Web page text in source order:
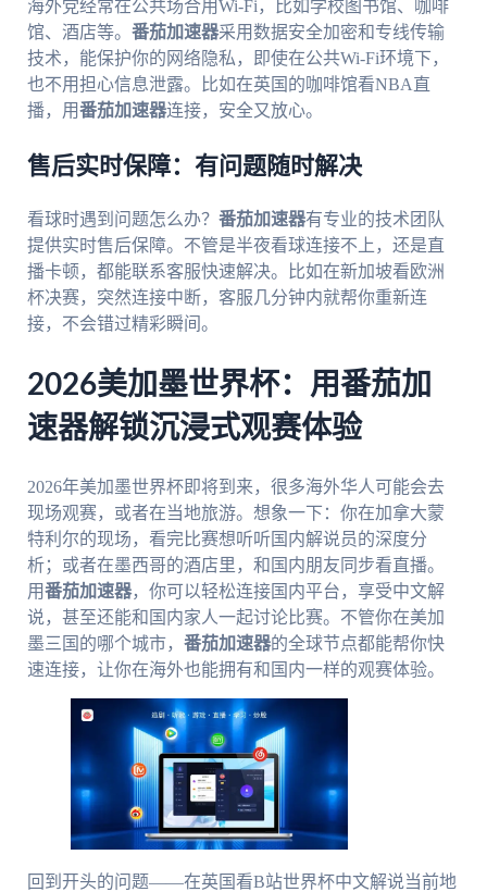
海外党经常在公共场合用Wi-Fi，比如学校图书馆、咖啡
馆、酒店等。 番茄加速器采用数据安全加密和专线传输
技术，能保护你的网络隐私，即使在公共Wi-Fi环境下，
也不用担心信息泄露。比如在英国的咖啡馆看NBA直
播，用番茄加速器连接，安全又放心。
售后实时保障：有问题随时解决
看球时遇到问题怎么办？ 番茄加速器有专业的技术团队
提供实时售后保障。不管是半夜看球连接不上，还是直
播卡顿，都能联系客服快速解决。比如在新加坡看欧洲
杯决赛，突然连接中断，客服几分钟内就帮你重新连
接，不会错过精彩瞬间。
2026美加墨世界杯：用番茄加
速器解锁沉浸式观赛体验
2026年美加墨世界杯即将到来，很多海外华人可能会去
现场观赛，或者在当地旅游。想象一下：你在加拿大蒙
特利尔的现场，看完比赛想听听国内解说员的深度分
析；或者在墨西哥的酒店里，和国内朋友同步看直播。
用番茄加速器，你可以轻松连接国内平台，享受中文解
说，甚至还能和国内家人一起讨论比赛。不管你在美加
墨三国的哪个城市， 番茄加速器的全球节点都能帮你快
速连接，让你在海外也能拥有和国内一样的观赛体验。
回到开头的问题——在英国看B站世界杯中文解说当前地